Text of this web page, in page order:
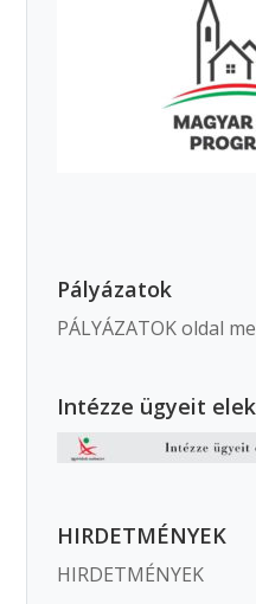
Pályázatok
PÁLYÁZATOK oldal
Intézze ügyeit
HIRDETMÉNYEK
HIRDETMÉNYEK